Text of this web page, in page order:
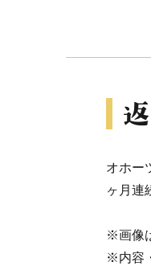
オホー
ヶ月連
※画像
※内容